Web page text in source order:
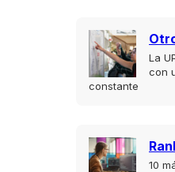
La
con
constante
10